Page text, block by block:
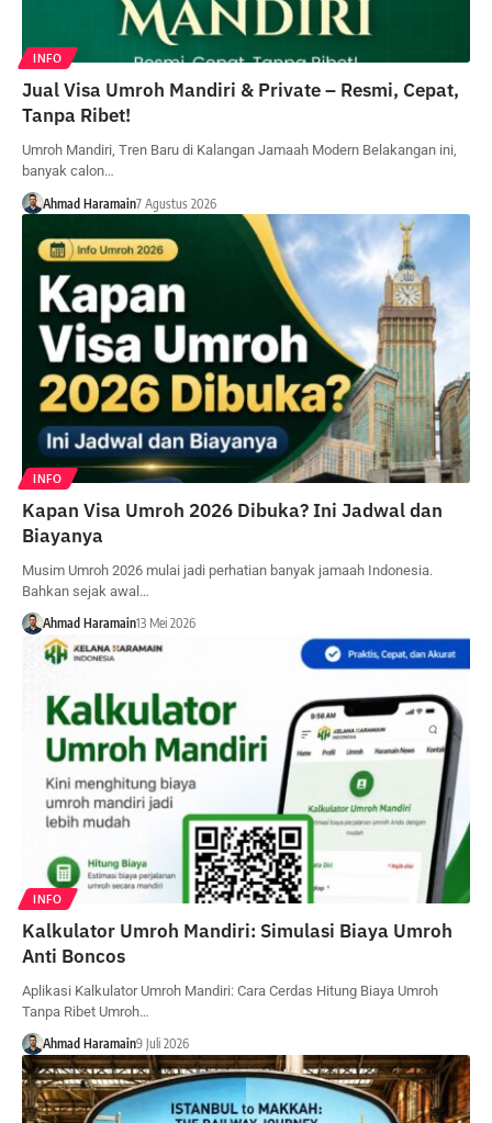
INFO
Jual Visa Umroh Mandiri & Private – Resmi, Cepat,
Tanpa Ribet!
Umroh Mandiri, Tren Baru di Kalangan Jamaah Modern Belakangan ini,
banyak calon…
Ahmad Haramain7 Agustus 2026
INFO
Kapan Visa Umroh 2026 Dibuka? Ini Jadwal dan
Biayanya
Musim Umroh 2026 mulai jadi perhatian banyak jamaah Indonesia.
Bahkan sejak awal…
Ahmad Haramain13 Mei 2026
INFO
Kalkulator Umroh Mandiri: Simulasi Biaya Umroh
Anti Boncos
Aplikasi Kalkulator Umroh Mandiri: Cara Cerdas Hitung Biaya Umroh
Tanpa Ribet Umroh…
Ahmad Haramain9 Juli 2026